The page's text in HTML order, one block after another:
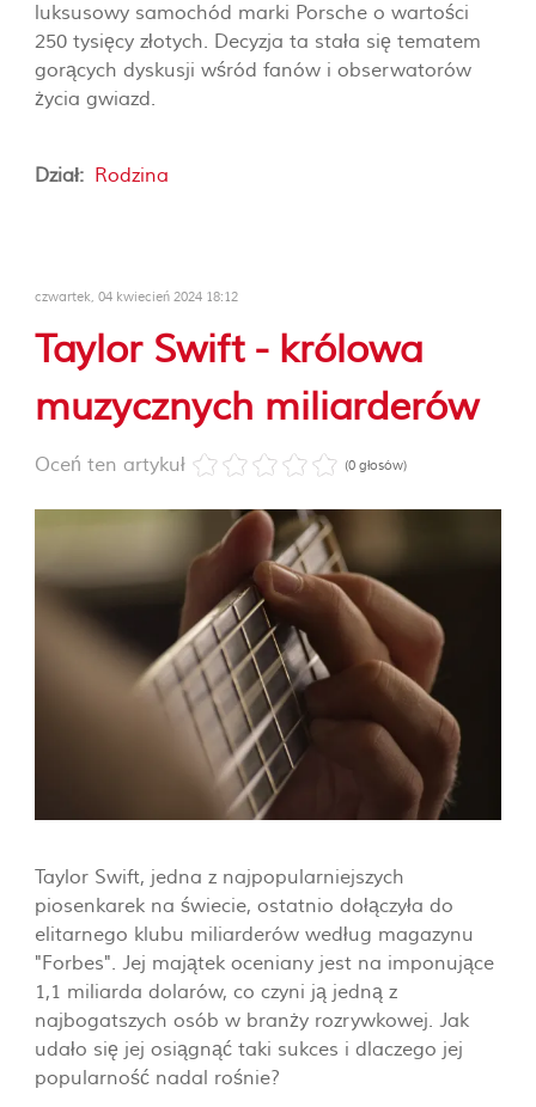
luksusowy samochód marki Porsche o wartości
250 tysięcy złotych. Decyzja ta stała się tematem
gorących dyskusji wśród fanów i obserwatorów
życia gwiazd.
Dział: Rodzina
czwartek, 04 kwiecień 2024 18:12
Taylor Swift - królowa
muzycznych miliarderów
Oceń ten artykuł (0 głosów)
Taylor Swift, jedna z najpopularniejszych
piosenkarek na świecie, ostatnio dołączyła do
elitarnego klubu miliarderów według magazynu
"Forbes". Jej majątek oceniany jest na imponujące
1,1 miliarda dolarów, co czyni ją jedną z
najbogatszych osób w branży rozrywkowej. Jak
udało się jej osiągnąć taki sukces i dlaczego jej
popularność nadal rośnie?